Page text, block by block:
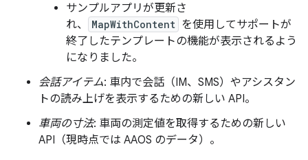
サンプルアプリが更新さ
れ、
MapWithContent を使用してサポートが
終了したテンプレートの機能が表示されるよう
になりました。
会話アイテム: 車内で会話（IM、SMS）やアシスタン
トの読み上げを表示するための新しい API。
車両の寸法: 車両の測定値を取得するための新しい
API（現時点では AAOS のデータ）。